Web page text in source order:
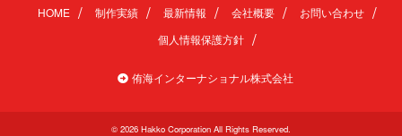
HOME 制作実績 最新情報 会社概要
お問い合わせ
個人情報保護方針
侑海インターナショナル株式会社
© 2026 Hakko Corporation All Rights Reserved.